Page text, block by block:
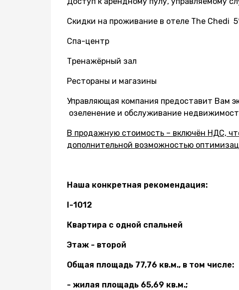
Скидки на проживание в отеле The Chedi
Спа-центр
Тренажёрный зал
Рестораны и магазины
Управляющая компания предоставит Вам
озеленение и обслуживание
В продажную стоимость – включён НДС,
дополнительной возможностью
Наша конкретная рекомендация:
I-1012
Квартира с одной спальней
Этаж - второй
Общая площадь 77,76 кв.м., в том числе:
- жилая площадь 65,69 кв.м.;